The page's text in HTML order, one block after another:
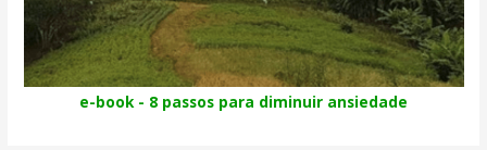
e-book - 8 passos para diminuir ansiedade